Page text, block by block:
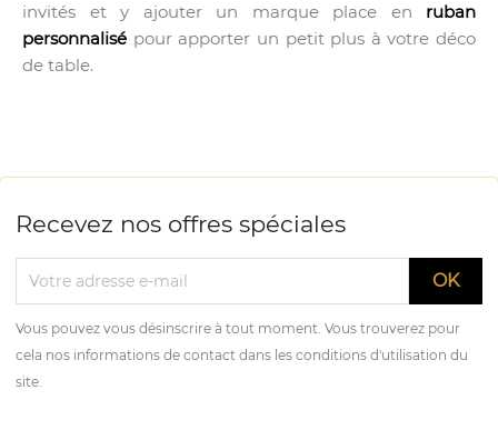
invités et y ajouter un marque place en ruban
personnalisé pour apporter un petit plus à votre déco
de table.
Recevez nos offres spéciales
Vous pouvez vous désinscrire à tout moment. Vous trouverez pour
cela nos informations de contact dans les conditions d'utilisation du
site.